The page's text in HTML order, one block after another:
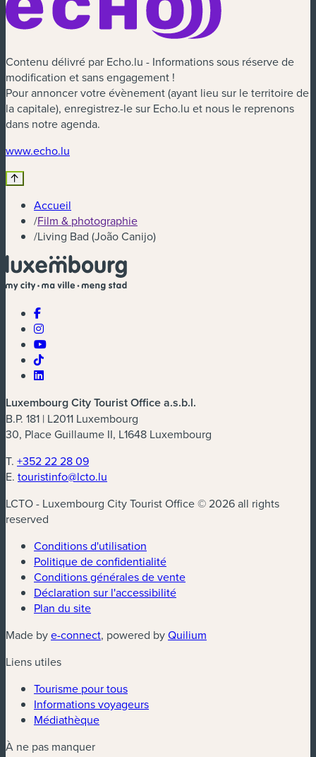
Contenu délivré par Echo.lu - Informations sous réserve de
modification et sans engagement !
Pour annoncer votre évènement (ayant lieu sur le territoire de
la capitale), enregistrez-le sur Echo.lu et nous le reprenons
dans notre agenda.
www.echo.lu
Accueil
/Film & photographie
/Living Bad (João Canijo)
Luxembourg City Tourist Office a.s.b.l.
B.P. 181 | L2011 Luxembourg
30, Place Guillaume II, L1648 Luxembourg
T. +352 22 28 09
E. touristinfo@lcto.lu
LCTO - Luxembourg City Tourist Office © 2026 all rights
reserved
Conditions d'utilisation
Politique de confidentialité
Conditions générales de vente
Déclaration sur l'accessibilité
Plan du site
Made bye-connect(nouvelle fenêtre)
, powered byQuilium
Liens utiles
Tourisme pour tous
Informations voyageurs
Médiathèque
À ne pas manquer